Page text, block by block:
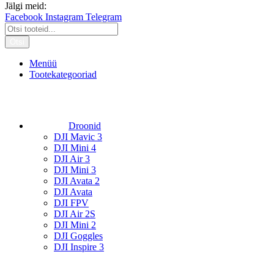
Jälgi meid:
Facebook Instagram Telegram
Menüü
Tootekategooriad
Droonid
DJI Mavic 3
DJI Mini 4
DJI Air 3
DJI Mini 3
DJI Avata 2
DJI Avata
DJI FPV
DJI Air 2S
DJI Mini 2
DJI Goggles
DJI Inspire 3